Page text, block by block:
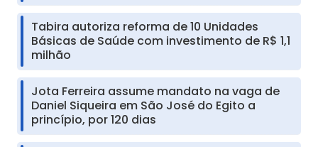
Tabira autoriza reforma de 10 Unidades
Básicas de Saúde com investimento de R$ 1,1
milhão
Jota Ferreira assume mandato na vaga de
Daniel Siqueira em São José do Egito a
princípio, por 120 dias